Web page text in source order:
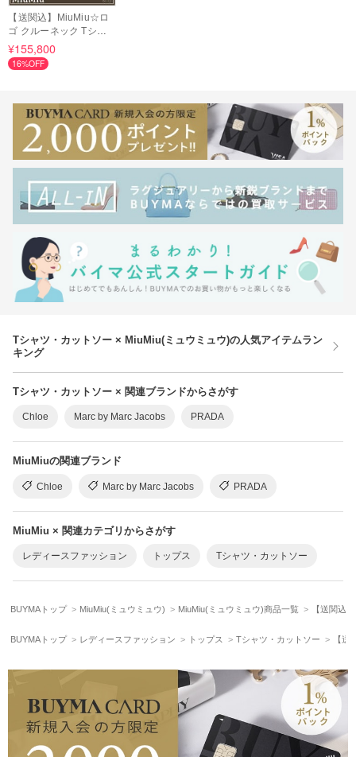
【送関込】MiuMiu☆ロ
ゴ クルーネック Tシャ
ツ
¥155,800
16%OFF
Tシャツ・カットソー × MiuMiu(ミュウミュウ)の人気アイテムラン
キング
Tシャツ・カットソー × 関連ブランドからさがす
Chloe Marc by Marc Jacobs PRADA
MiuMiuの関連ブランド
Chloe Marc by Marc Jacobs PRADA
MiuMiu × 関連カテゴリからさがす
レディースファッション トップス Tシャツ・カットソー
BUYMAトップ MiuMiu(ミュウミュウ) MiuMiu(ミュウミュウ)商品一覧 【送関込
BUYMAトップ レディースファッション トップス Tシャツ・カットソー 【